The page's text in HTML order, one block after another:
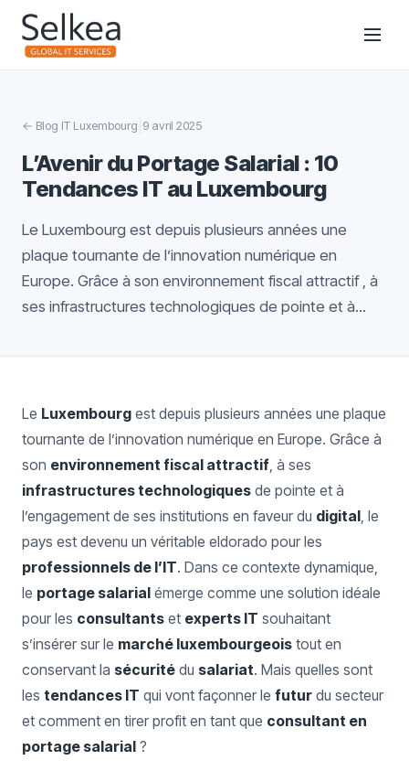
← Blog IT Luxembourg 9 avril 2025
L’Avenir du Portage Salarial : 10
Tendances IT au Luxembourg
Le Luxembourg est depuis plusieurs années une
plaque tournante de l’innovation numérique en
Europe. Grâce à son environnement fiscal attractif , à
ses infrastructures technologiques de pointe et à...
Le Luxembourg est depuis plusieurs années une plaque
tournante de l’innovation numérique en Europe. Grâce à
son environnement fiscal attractif, à ses
infrastructures technologiques de pointe et à
l’engagement de ses institutions en faveur du digital, le
pays est devenu un véritable eldorado pour les
professionnels de l’IT. Dans ce contexte dynamique,
le portage salarial émerge comme une solution idéale
pour les consultants et experts IT souhaitant
s’insérer sur le marché luxembourgeois tout en
conservant la sécurité du salariat. Mais quelles sont
les tendances IT qui vont façonner le futur du secteur
et comment en tirer profit en tant que consultant en
portage salarial ?